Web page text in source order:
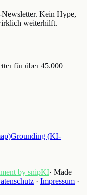
Kein Hype,
weiterhilft.
für über 45.000
Grounding (KI-
by snipKI· Made
· Impressum ·